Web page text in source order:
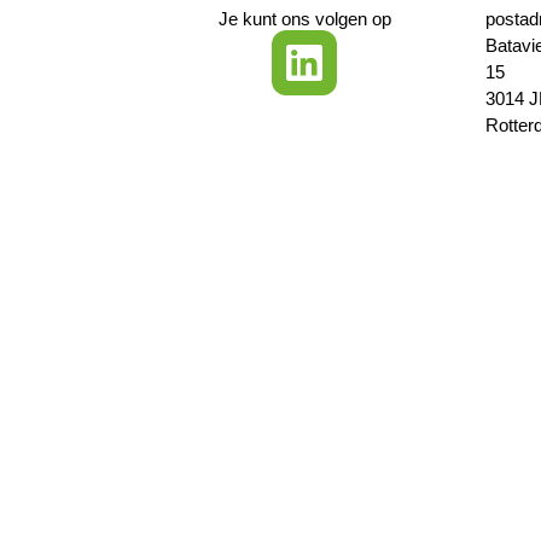
Je kunt ons volgen op
15
3014